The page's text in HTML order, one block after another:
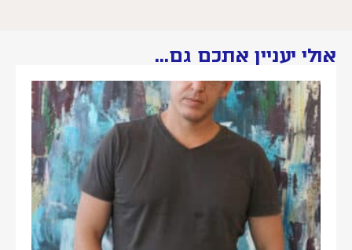
אולי יעניין אתכם גם...